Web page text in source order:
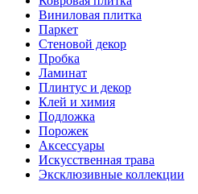
Виниловая плитка
Паркет
Стеновой декор
Пробка
Ламинат
Плинтус и декор
Клей и химия
Подложка
Порожек
Аксессуары
Искусственная трава
Эксклюзивные коллекции